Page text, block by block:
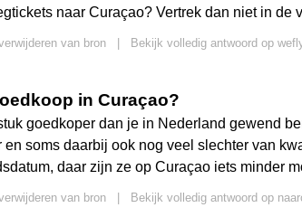
naar Curaçao? Vertrek dan niet in de
van bron Bekijk volledig antwoord op
in Curaçao?
goedkoper dan je in Nederland gewend
en soms daarbij ook nog veel slechter van
daar zijn ze op Curaçao iets minder
van bron Bekijk volledig antwoord op